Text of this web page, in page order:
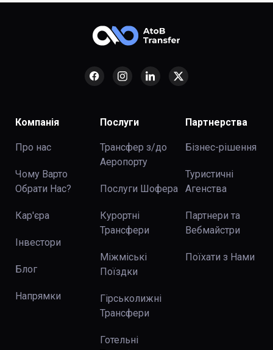
Компанія
Про нас
Чому Варто
Обрати Нас?
Кар'єра
Інвестори
Блог
Напрямки
Послуги
Трансфер з/до
Аеропорту
Послуги Шофера
Курортні
Трансфери
Міжміські
Поїздки
Гірськолижні
Трансфери
Готельні
Партнерства
Бізнес-рішення
Туристичні
Агенства
Партнери та
Вебмайстри
Поїхати з Нами